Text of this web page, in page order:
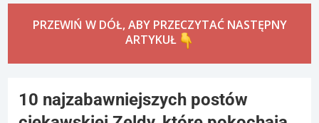
PRZEWIŃ W DÓŁ, ABY PRZECZYTAĆ NASTĘPNY
ARTYKUŁ
10 najzabawniejszych postów